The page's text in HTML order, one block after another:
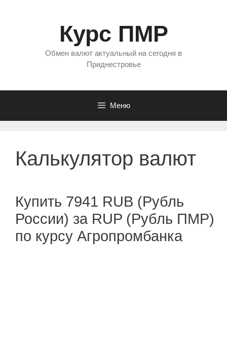
Курс ПМР
Обмен валют актуальный на сегодня в
Приднестровье
Меню
Калькулятор валют
Купить 7941 RUB (Рубль
России) за RUP (Рубль ПМР)
по курсу Агропромбанка